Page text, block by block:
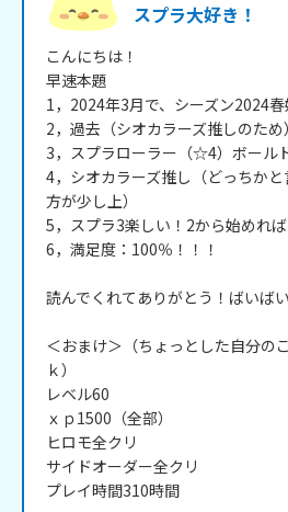
スプラ大好き！
こんにちは！
早速本題
1，2024年3月で、シーズン2024
2，過去（シオカラーズ推しのため）
3，スプラローラー（☆4）ボール
4，シオカラーズ推し（どっちか
方が少し上）
5，スプラ3楽しい！2から始めれ
6，満足度：100％！！！
読んでくれてありがとう！ばいばい
＜おまけ＞（ちょっとした自分の
ｋ）
レベル60
ｘｐ1500（全部）
ヒロモ全クリ
サイドオーダー全クリ
プレイ時間310時間